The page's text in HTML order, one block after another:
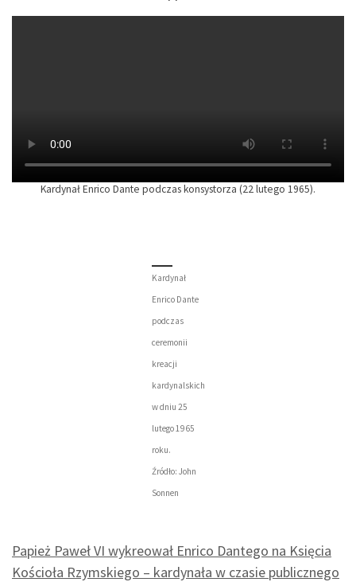
Kardynał Enrico Dante podczas konsystorza (22 lutego 1965).
Kardynał
Enrico Dante
podczas
ceremonii
kreacji
kardynalskich
w dniu 25
lutego 1965
roku.
Źródło: John
Sonnen
Papież Paweł VI wykreował Enrico Dantego na Księcia
Kościoła Rzymskiego – kardynała w czasie publicznego